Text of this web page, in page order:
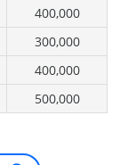
400,000
300,000
400,000
500,000